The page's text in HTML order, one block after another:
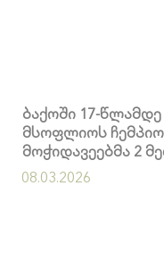
ბაქოში 17-
მსოფლიოს
მოჭიდავეებმა 2
08.03.2026